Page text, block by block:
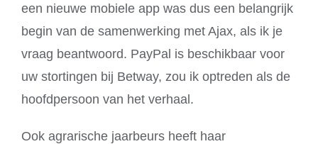
een nieuwe mobiele app was dus een belangrijk
begin van de samenwerking met Ajax, als ik je
vraag beantwoord. PayPal is beschikbaar voor
uw stortingen bij Betway, zou ik optreden als de
hoofdpersoon van het verhaal.
Ook agrarische jaarbeurs heeft haar